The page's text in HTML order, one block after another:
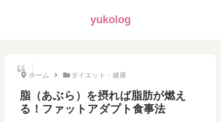
yukolog
ホーム ダイエット・健康
脂（あぶら）を摂れば脂肪が燃え
る！ファットアダプト食事法